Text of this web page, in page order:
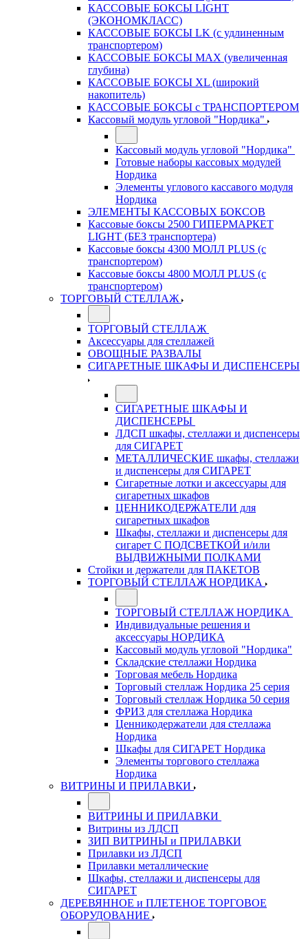
КАССОВЫЕ БОКСЫ LIGHT
(ЭКОНОМКЛАСС)
КАССОВЫЕ БОКСЫ LK (с удлиненным
транспортером)
КАССОВЫЕ БОКСЫ MAX (увеличенная
глубина)
КАССОВЫЕ БОКСЫ XL (широкий
накопитель)
КАССОВЫЕ БОКСЫ с ТРАНСПОРТЕРОМ
Кассовый модуль угловой "Нордика"
Кассовый модуль угловой "Нордика"
Готовые наборы кассовых модулей
Нордика
Элементы углового кассавого модуля
Нордика
ЭЛЕМЕНТЫ КАССОВЫХ БОКСОВ
Кассовые боксы 2500 ГИПЕРМАРКЕТ
LIGHT (БЕЗ транспортера)
Кассовые боксы 4300 МОЛЛ PLUS (с
транспортером)
Кассовые боксы 4800 МОЛЛ PLUS (с
транспортером)
ТОРГОВЫЙ СТЕЛЛАЖ
ТОРГОВЫЙ СТЕЛЛАЖ
Аксессуары для стеллажей
ОВОЩНЫЕ РАЗВАЛЫ
СИГАРЕТНЫЕ ШКАФЫ И ДИСПЕНСЕРЫ
СИГАРЕТНЫЕ ШКАФЫ И
ДИСПЕНСЕРЫ
ЛДСП шкафы, стеллажи и диспенсеры
для СИГАРЕТ
МЕТАЛЛИЧЕСКИЕ шкафы, стеллажи
и диспенсеры для СИГАРЕТ
Сигаретные лотки и аксессуары для
сигаретных шкафов
ЦЕННИКОДЕРЖАТЕЛИ для
сигаретных шкафов
Шкафы, стеллажи и диспенсеры для
сигарет С ПОДСВЕТКОЙ и/или
ВЫДВИЖНЫМИ ПОЛКАМИ
Стойки и держатели для ПАКЕТОВ
ТОРГОВЫЙ СТЕЛЛАЖ НОРДИКА
ТОРГОВЫЙ СТЕЛЛАЖ НОРДИКА
Индивидуальные решения и
аксессуары НОРДИКА
Кассовый модуль угловой "Нордика"
Складские стеллажи Нордика
Торговая мебель Нордика
Торговый стеллаж Нордика 25 серия
Торговый стеллаж Нордика 50 серия
ФРИЗ для стеллажа Нордика
Ценникодержатели для стеллажа
Нордика
Шкафы для СИГАРЕТ Нордика
Элементы торгового стеллажа
Нордика
ВИТРИНЫ И ПРИЛАВКИ
ВИТРИНЫ И ПРИЛАВКИ
Витрины из ЛДСП
ЗИП ВИТРИНЫ и ПРИЛАВКИ
Прилавки из ЛДСП
Прилавки металлические
Шкафы, стеллажи и диспенсеры для
СИГАРЕТ
ДЕРЕВЯННОЕ и ПЛЕТЕНОЕ ТОРГОВОЕ
ОБОРУДОВАНИЕ